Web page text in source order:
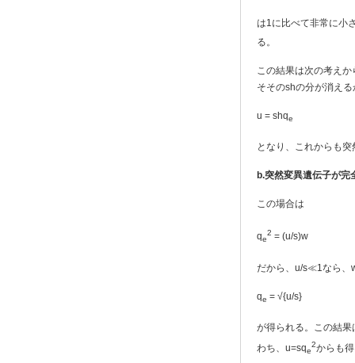
は1に比べて非常に小
る。
この結果は次の考え
そそのshの分が消える
u = shqe
となり、これからも
b.突然変異遺伝子が完
この場合は
qe
2 = (u/s)w
だから、u/s≪1なら、
qe = √{u/s}
が得られる。この結
わち、u=sqe
2からも